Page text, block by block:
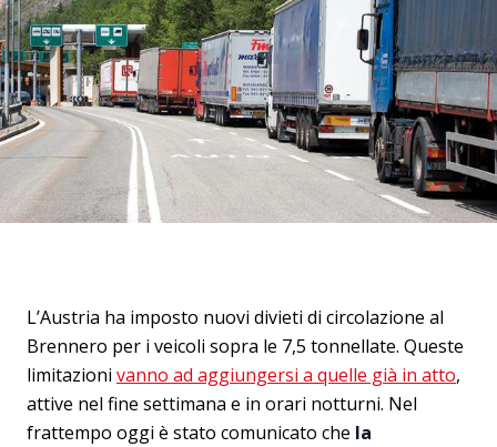
L’Austria ha imposto nuovi divieti di circolazione al
Brennero per i veicoli sopra le 7,5 tonnellate. Queste
limitazioni vanno ad aggiungersi a quelle già in atto,
attive nel fine settimana e in orari notturni. Nel
frattempo oggi è stato comunicato che la